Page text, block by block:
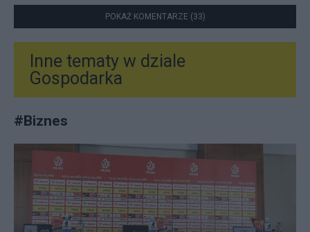
POKAŻ KOMENTARZE (33)
Inne tematy w dziale
Gospodarka
#Biznes